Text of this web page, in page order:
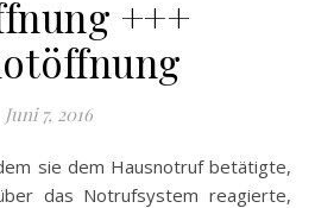
+++
Juni 7, 2016
das Notrufsystem reagierte,